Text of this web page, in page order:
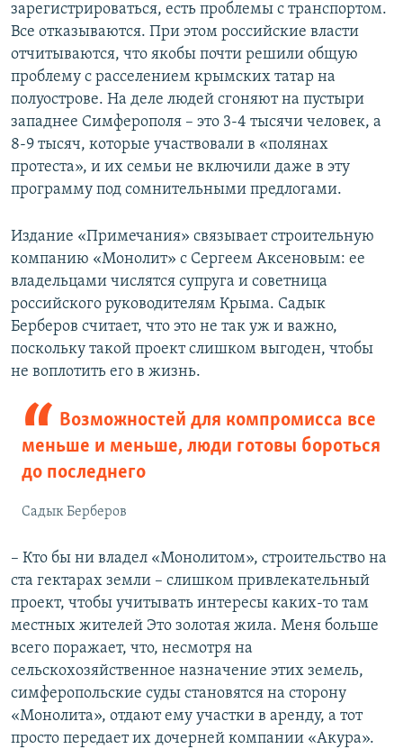
зарегистрироваться, есть проблемы с транспортом.
Все отказываются. При этом российские власти
отчитываются, что якобы почти решили общую
проблему с расселением крымских татар на
полуострове. На деле людей сгоняют на пустыри
западнее Симферополя – это 3-4 тысячи человек, а
8-9 тысяч, которые участвовали в «полянах
протеста», и их семьи не включили даже в эту
программу под сомнительными предлогами.
Издание «Примечания» связывает строительную
компанию «Монолит» с Сергеем Аксеновым: ее
владельцами числятся супруга и советница
российского руководителям Крыма. Садык
Берберов считает, что это не так уж и важно,
поскольку такой проект слишком выгоден, чтобы
не воплотить его в жизнь.
Возможностей для компромисса все
меньше и меньше, люди готовы бороться
до последнего
Садык Берберов
– Кто бы ни владел «Монолитом», строительство на
ста гектарах земли – слишком привлекательный
проект, чтобы учитывать интересы каких-то там
местных жителей Это золотая жила. Меня больше
всего поражает, что, несмотря на
сельскохозяйственное назначение этих земель,
симферопольские суды становятся на сторону
«Монолита», отдают ему участки в аренду, а тот
просто передает их дочерней компании «Акура».